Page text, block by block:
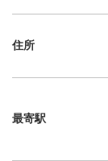
住所
最寄駅